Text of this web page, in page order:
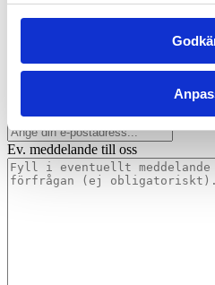
Företagsnamn*
E-post*
Ev. meddelande till oss